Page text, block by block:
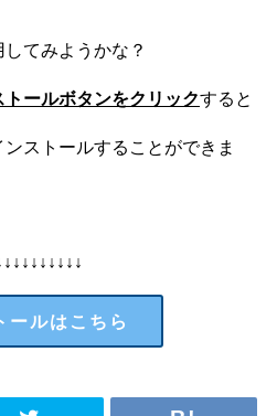
してみようかな？
ールボタンをクリックすると
ストールすることができま
ールはこちら